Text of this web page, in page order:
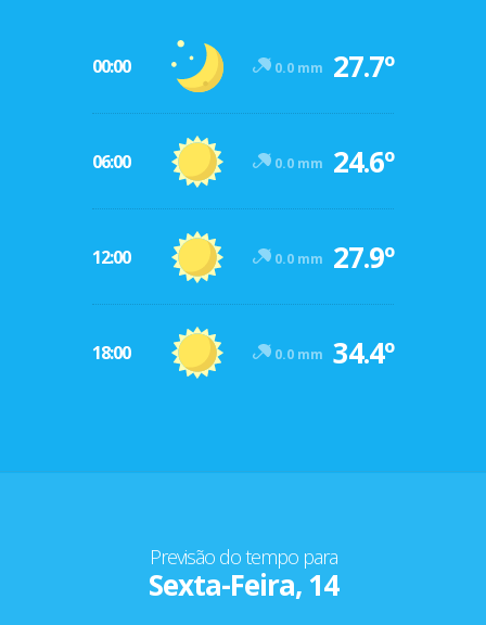
00:00 0.0 mm 27.7º
06:00 0.0 mm 24.6º
12:00 0.0 mm 27.9º
18:00 0.0 mm 34.4º
Previsão do tempo para
Sexta-Feira, 14